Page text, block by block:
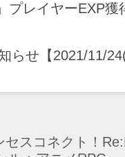
プレイヤーEXP
らせ【2021/11/
セスコネクト！